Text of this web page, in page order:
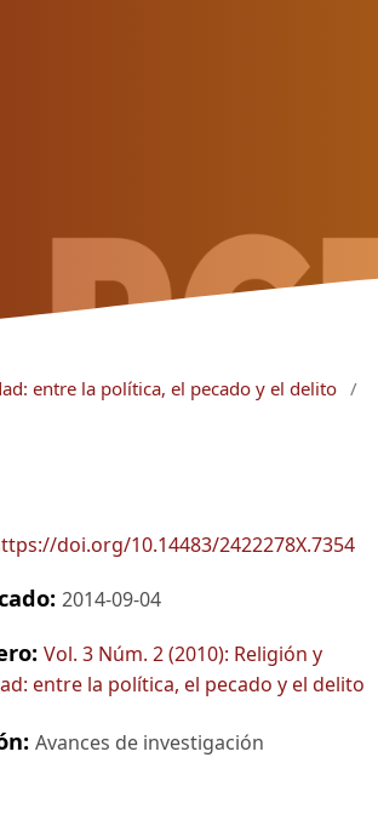
entre la política, el pecado y el delito /
doi.org/10.14483/2422278X.7354
2014-09-04
Vol. 3 Núm. 2 (2010): Religión y
entre la política, el pecado y el delito
Avances de investigación